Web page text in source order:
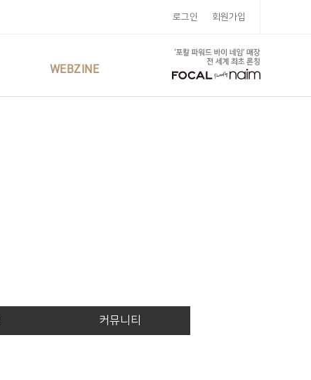
로그인 회원가입
WEBZINE
커뮤니티